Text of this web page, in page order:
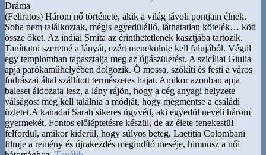
Dráma
(Feliratos) Három nő története, akik a világ távoli pontjain élnek.
Soha nem találkoztak, mégis egyedülálló, láthatatlan kötelék… köti
össze őket. Az indiai Smita az érinthetetlenek kasztjába tartozik.
Taníttatni szeretné a lányát, ezért menekülnie kell falujából. Végül
egy templomban tapasztalja meg az újjászületést. A szicíliai Giulia
apja parókaműhelyében dolgozik. Ő mossa, szőkíti és festi a város
fodrászai által szállított természetes hajat. Amikor azonban apja
baleset áldozata lesz, a lány rájön, hogy a cég anyagi helyzete
válságos: meg kell találnia a módját, hogy megmentse a családi
üzletet.A kanadai Sarah sikeres ügyvéd, aki egyedül neveli három
gyermekét. Fontos előléptetésre készül, de az élete fenekestül
felfordul, amikor kiderül, hogy súlyos beteg. Laetitia Colombani
filmje a remény és újrakezdés megindító meséje, himnusz a női